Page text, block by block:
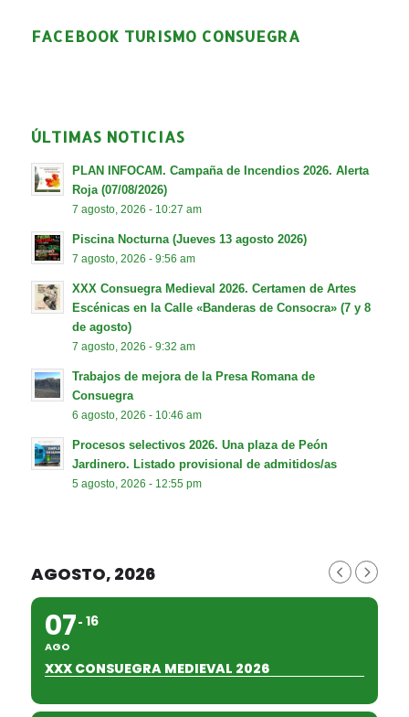
FACEBOOK TURISMO CONSUEGRA
ÚLTIMAS NOTICIAS
PLAN INFOCAM. Campaña de Incendios 2026. Alerta
Roja (07/08/2026)
7 agosto, 2026 - 10:27 am
Piscina Nocturna (Jueves 13 agosto 2026)
7 agosto, 2026 - 9:56 am
XXX Consuegra Medieval 2026. Certamen de Artes
Escénicas en la Calle «Banderas de Consocra» (7 y 8
de agosto)
7 agosto, 2026 - 9:32 am
Trabajos de mejora de la Presa Romana de
Consuegra
6 agosto, 2026 - 10:46 am
Procesos selectivos 2026. Una plaza de Peón
Jardinero. Listado provisional de admitidos/as
5 agosto, 2026 - 12:55 pm
AGOSTO, 2026
07
AGO
16
XXX CONSUEGRA MEDIEVAL 2026